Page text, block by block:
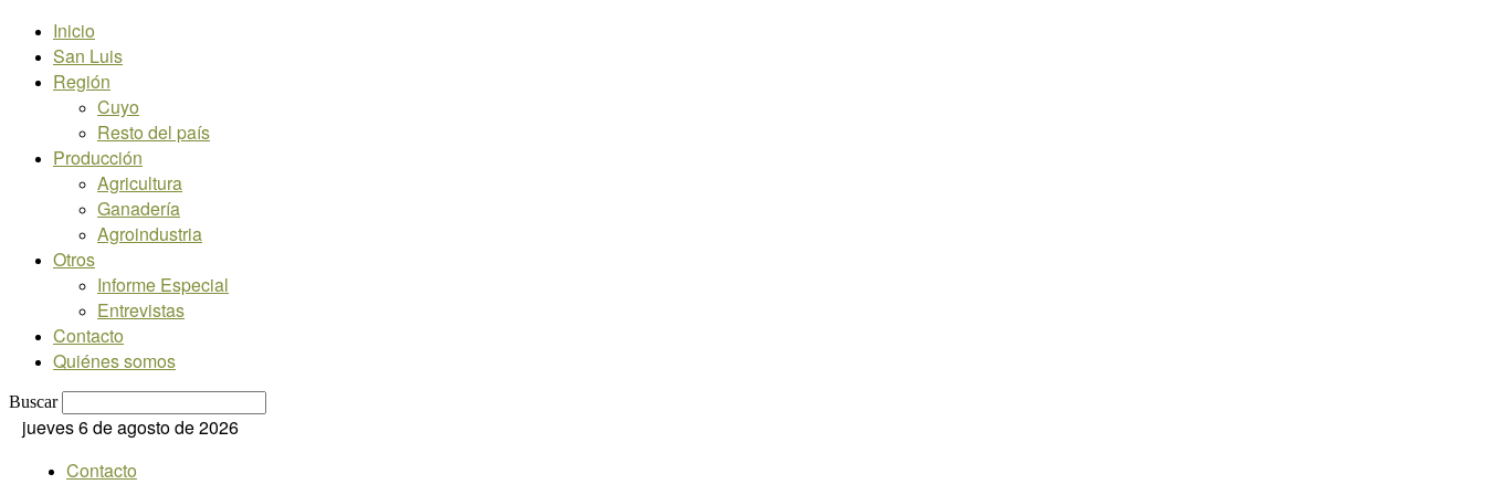
Inicio
San Luis
Región
Cuyo
Resto del país
Producción
Agricultura
Ganadería
Agroindustria
Otros
Informe Especial
Entrevistas
Contacto
Quiénes somos
Buscar
jueves 6 de agosto de 2026
Contacto